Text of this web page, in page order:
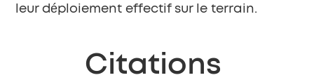
leur déploiement effectif sur le terrain.
Citations